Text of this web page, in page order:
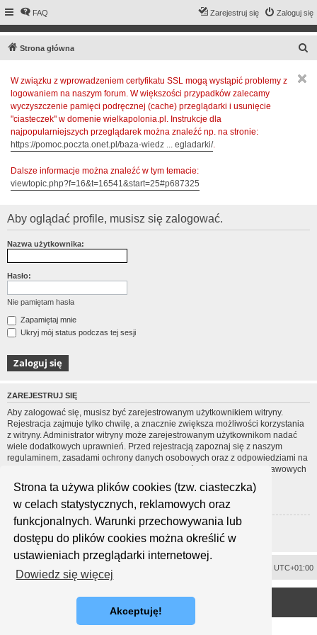
Strona ta używa plików cookies (tzw. ciasteczka)
w celach statystycznych, reklamowych oraz
funkcjonalnych. Warunki przechowywania lub
dostępu do plików cookies można określić w
ustawieniach przeglądarki internetowej.
Dowiedz się więcej
Akceptuję!
FAQ Zaloguj się
Zarejestruj się
Strona główna
W związku z wprowadzeniem certyfikatu SSL mogą wystąpić problemy z
logowaniem na naszym forum. W większości przypadków zalecamy
wyczyszczenie pamięci podręcznej (cache) przeglądarki i usunięcie
"ciasteczek" w domenie wielkapolonia.pl. Instrukcje dla
najpopularniejszych przeglądarek można znaleźć np. na stronie:
https://pomoc.poczta.onet.pl/baza-wiedz ... egladarki/.
Dalsze informacje można znaleźć w tym temacie:
viewtopic.php?f=16&t=16541&start=25#p687325
Aby oglądać profile, musisz się zalogować.
Nazwa użytkownika:
Hasło:
Nie pamiętam hasła
Zapamiętaj mnie
Ukryj mój status podczas tej sesji
ZAREJESTRUJ SIĘ
Aby zalogować się, musisz być zarejestrowanym użytkownikiem witryny.
Rejestracja zajmuje tylko chwilę, a znacznie zwiększa możliwości korzystania
z witryny. Administrator witryny może zarejestrowanym użytkownikom nadać
wiele dodatkowych uprawnień. Przed rejestracją zapoznaj się z naszym
regulaminem, zasadami ochrony danych osobowych oraz z odpowiedziami na
często zadawane pytania (FAQ), gdzie jest wyjaśnionych wiele podstawowych
zagadnień dotyczących funkcjonowania witryny.
Regulamin| Zasady ochrony danych osobowych
Zarejestruj się
UTC+01:00
Technologię dostarczaphpBB® Forum Software © phpBB Limited
Polski pakiet językowy dostarcza phpBB.pl